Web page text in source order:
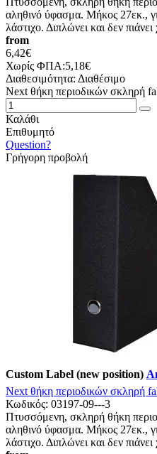
αληθινό ύφασμα. Μήκος 27εκ.,
λάστιχο. Διπλώνει και δεν
from
6,42€
Χωρίς ΦΠΑ:5,18€
Διαθεσιμότητα: Διαθέσιμο
Νext θήκη περιοδικών σκληρή
Καλάθι
Επιθυμητό
Question?
Γρήγορη προβολή
Custom Label (new position)
Νext θήκη περιοδικών σκληρή
Κωδικός: 03197-09---3
Πτυσσόμενη, σκληρή θήκη
αληθινό ύφασμα. Μήκος 27εκ.,
λάστιχο. Διπλώνει και δεν